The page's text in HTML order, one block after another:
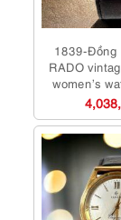
1839-Đồng
RADO
women’s